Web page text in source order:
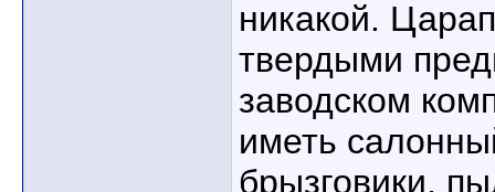
никакой.
твердыми
заводском
иметь
брызговики,